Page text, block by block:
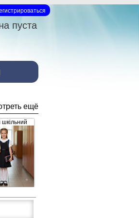
пуста
ещё
дівчинки
внизу та
поясом